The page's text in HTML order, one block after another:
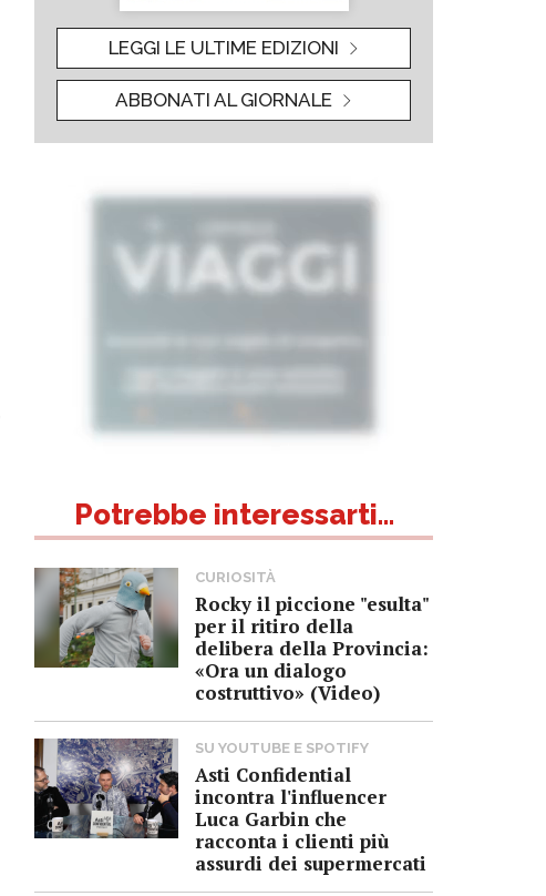
LEGGI LE ULTIME EDIZIONI
ABBONATI AL GIORNALE
Potrebbe interessarti...
CURIOSITÀ
Rocky il piccione "esulta"
per il ritiro della
delibera della Provincia:
«Ora un dialogo
costruttivo» (Video)
SU YOUTUBE E SPOTIFY
Asti Confidential
incontra l'influencer
Luca Garbin che
racconta i clienti più
assurdi dei supermercati